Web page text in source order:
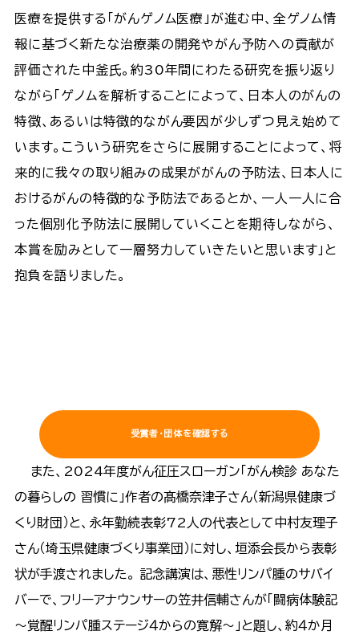
医療を提供する「がんゲノム医療」が進む中、全ゲノム情
報に基づく新たな治療薬の開発やがん予防への貢献が
評価された中釜氏。約30年間にわたる研究を振り返り
ながら「ゲノムを解析することによって、日本人のがんの
特徴、あるいは特徴的ながん要因が少しずつ見え始めて
います。こういう研究をさらに展開することによって、将
来的に我々の取り組みの成果ががんの予防法、日本人に
おけるがんの特徴的な予防法であるとか、一人一人に合
った個別化予防法に展開していくことを期待しながら、
本賞を励みとして一層努力していきたいと思います」と
抱負を語りました。
受賞者・団体を確認する
また、2024年度がん征圧スローガン「がん検診 あなた
の暮らしの 習慣に」作者の髙橋奈津子さん（新潟県健康づ
くり財団）と、永年勤続表彰72人の代表として中村友理子
さん（埼玉県健康づくり事業団）に対し、垣添会長から表彰
状が手渡されました。 記念講演は、悪性リンパ腫のサバイ
バーで、フリーアナウンサーの笠井信輔さんが「闘病体験記
～覚醒リンパ腫ステージ４からの寛解～」と題し、約４か月